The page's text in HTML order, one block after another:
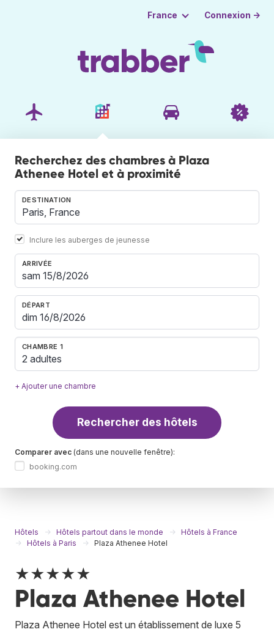
France Connexion →
Recherchez des chambres à Plaza
Athenee Hotel et à proximité
DESTINATION
Inclure les auberges de jeunesse
ARRIVÉE
DÉPART
CHAMBRE 1
2 adultes
+ Ajouter une chambre
Rechercher des hôtels
Comparer avec (dans une nouvelle fenêtre):
booking.com
Hôtels Hôtels partout dans le monde
Hôtels à France
Hôtels à Paris
Plaza Athenee Hotel
★★★★★
Plaza Athenee Hotel
Plaza Athenee Hotel est un établissement de luxe 5